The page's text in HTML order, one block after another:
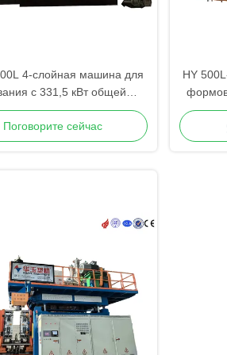
4-слойная машина для
с 331,5 кВт общей
для большого контейнера
Поговорите сейчас
HY